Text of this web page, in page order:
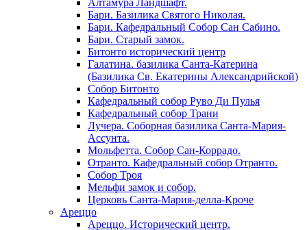
Алтамура Ландшафт.
Бари. Базилика Святого Николая.
Бари. Кафедральный Собор Сан Сабино.
Бари. Старый замок.
Битонто исторический центр
Галатина. базилика Санта-Катерина
(Базилика Св. Екатерины Александрийской)
Собор Битонто
Кафедральный собор Руво Ди Пулья
Кафедральный собор Трани
Лучера. Соборная базилика Санта-Мария-
Ассунта.
Мольфетта. Собор Сан-Коррадо.
Отранто. Кафедральный собор Отранто.
Собор Троя
Мельфи замок и собор.
Церковь Санта-Мария-делла-Кроче
Ареццо
Ареццо. Исторический центр.